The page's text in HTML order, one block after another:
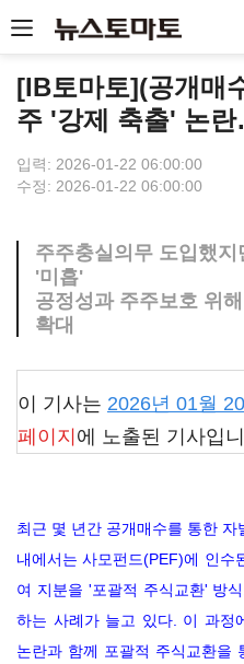
[IB토마토](공개매
주 '강제 축출' 논
입력: 2026-01-22 06:00:00
수정: 2026-01-22 06:00:00
주주충실의무 도입했
'미흡'
공정성과 주주보호 위
확대
이 기사는 2026년 01월
페이지 에 노출된 기사입
최근 몇 년간 공개매수를 통한
내에서는 사모펀드(PEF)에 인
여 지분을 '포괄적 주식교환' 방
하는 사례가 늘고 있다. 이 과정
논란과 함께 포괄적 주식교환을